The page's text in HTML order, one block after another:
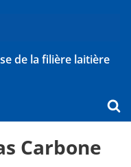
de la filière laitière
Carbone